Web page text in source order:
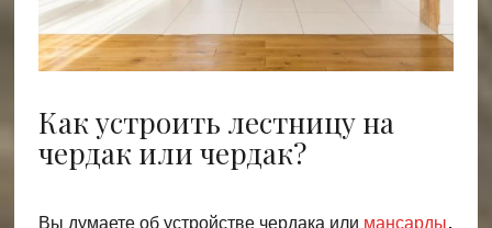
Как устроить лестницу на
чердак или чердак?